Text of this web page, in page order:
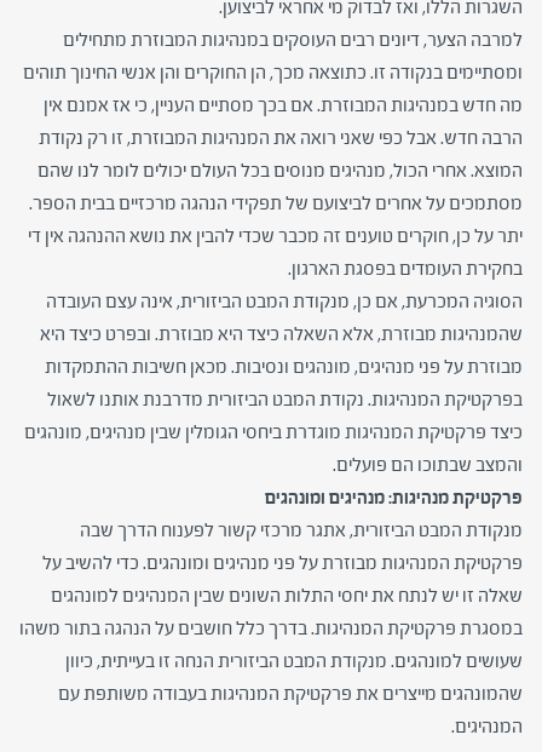
השגרות הללו, ואז לבדוק מי אחראי לביצוען.
למרבה הצער, דיונים רבים העוסקים במנהיגות המבוזרת מתחילים
ומסתיימים בנקודה זו. כתוצאה מכך, הן החוקרים והן אנשי החינוך תוהים
מה חדש במנהיגות המבוזרת. אם בכך מסתיים העניין, כי אז אמנם אין
הרבה חדש. אבל כפי שאני רואה את המנהיגות המבוזרת, זו רק נקודת
המוצא. אחרי הכול, מנהיגים מנוסים בכל העולם יכולים לומר לנו שהם
מסתמכים על אחרים לביצועם של תפקידי הנהגה מרכזיים בבית הספר.
יתר על כן, חוקרים טוענים זה מכבר שכדי להבין את נושא ההנהגה אין די
בחקירת העומדים בפסגת הארגון.
הסוגיה המכרעת, אם כן, מנקודת המבט הביזורית, אינה עצם העובדה
שהמנהיגות מבוזרת, אלא השאלה כיצד היא מבוזרת. ובפרט כיצד היא
מבוזרת על פני מנהיגים, מונהגים ונסיבות. מכאן חשיבות ההתמקדות
בפרקטיקת המנהיגות. נקודת המבט הביזורית מדרבנת אותנו לשאול
כיצד פרקטיקת המנהיגות מוגדרת ביחסי הגומלין שבין מנהיגים, מונהגים
והמצב שבתוכו הם פועלים.
פרקטיקת מנהיגות: מנהיגים ומונהגים
מנקודת המבט הביזורית, אתגר מרכזי קשור לפענוח הדרך שבה
פרקטיקת המנהיגות מבוזרת על פני מנהיגים ומונהגים. כדי להשיב על
שאלה זו יש לנתח את יחסי התלות השונים שבין המנהיגים למונהגים
במסגרת פרקטיקת המנהיגות. בדרך כלל חושבים על הנהגה בתור משהו
שעושים למונהגים. מנקודת המבט הביזורית הנחה זו בעייתית, כיוון
שהמונהגים מייצרים את פרקטיקת המנהיגות בעבודה משותפת עם
המנהיגים.